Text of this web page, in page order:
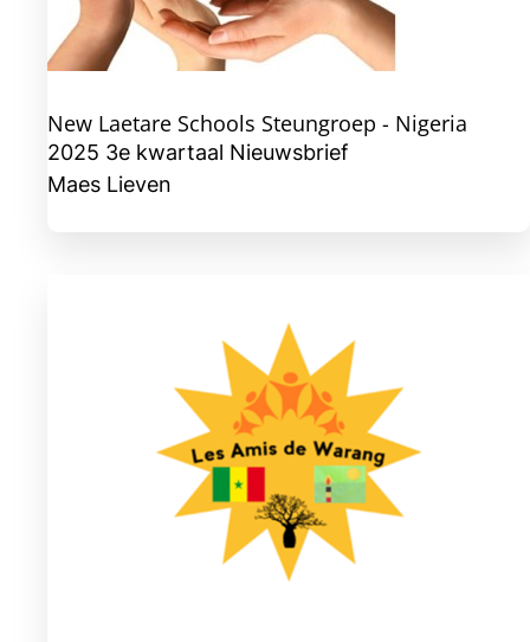
New Laetare Schools Steungroep - Nigeria
2025 3e kwartaal Nieuwsbrief
Maes Lieven